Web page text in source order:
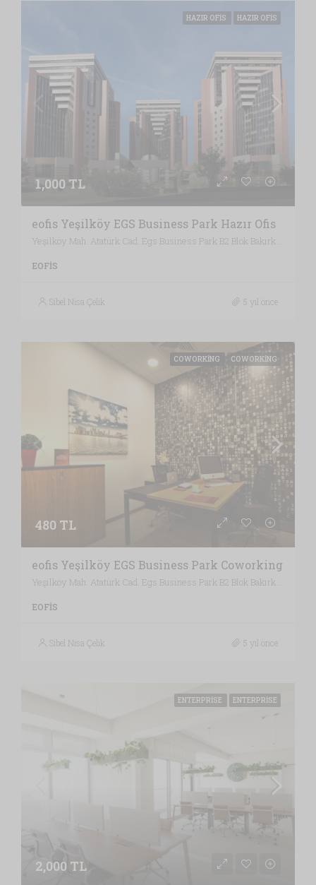
HAZIR OFIS HAZIR OFIS
1,000 TL
eofis Yeşilköy EGS Business Park Hazır Ofis
EOFIS
Sibel Nisa Çelik 5 yıl önce
COWORKING COWORKING
480 TL
eofis Yeşilköy EGS Business Park Coworking
EOFIS
Sibel Nisa Çelik 5 yıl önce
ENTERPRISE ENTERPRISE
2,000 TL